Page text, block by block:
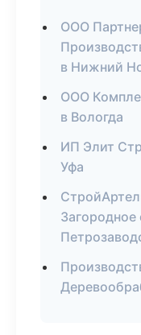
ООО
в Нижний
ООО
в Вологда
ИП Элит
Уфа
Загородное